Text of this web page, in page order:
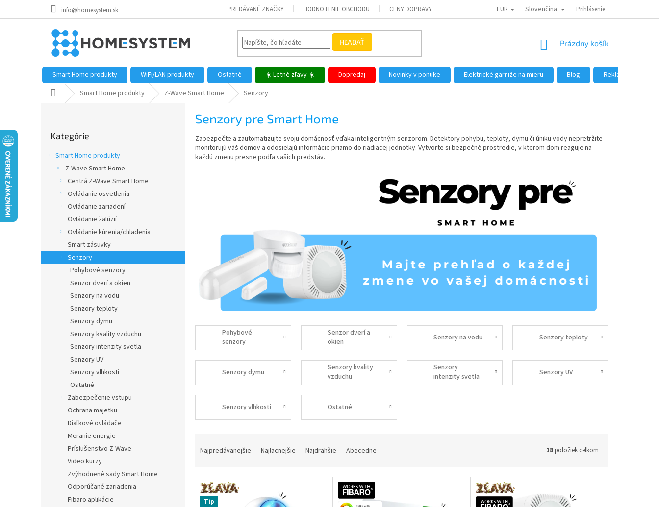
info@homesystem.sk PREDÁVANÉ ZNAČKY HODNOTENIE OBCHODU CENY DOPRAVY DÔVODY NÁKUPU U NÁS AKO NAKUPOVAŤ VEĽKOOBCHOD
EUR Slovenčina Prihlásenie
HĽADAŤ
NÁKUPNÝ
Prázdny košík
Smart Home produkty WiFi/LAN produkty Ostatné ☀️ Letné zľavy ☀️ Dopredaj Novinky v ponuke Elektrické garniže na mieru Blog
Reklamácie a
DomovSmart Home produkty Z-Wave Smart Home Senzory
kategórie
Kategórie
Smart Home produkty
Z-Wave Smart Home
Centrá Z-Wave Smart Home
Ovládanie osvetlenia
Ovládanie zariadení
Ovládanie žalúzií
Ovládanie kúrenia/chladenia
Smart zásuvky
Senzory
Pohybové senzory
Senzor dverí a okien
Senzory na vodu
Senzory teploty
Senzory dymu
Senzory kvality vzduchu
Senzory intenzity svetla
Senzory UV
Senzory vlhkosti
Ostatné
Zabezpečenie vstupu
Ochrana majetku
Diaľkové ovládače
Meranie energie
Príslušenstvo Z-Wave
Video kurzy
Zvýhodnené sady Smart Home
Odporúčané zariadenia
Fibaro aplikácie
Senzory pre Smart Home
Zabezpečte a zautomatizujte svoju domácnosť vďaka inteligentným senzorom. Detektory pohybu, teploty, dymu či úniku vody nepretržite
monitorujú váš domov a odosielajú informácie priamo do riadiacej jednotky. Vytvorte si bezpečné prostredie, v ktorom dom reaguje na
každú zmenu presne podľa vašich predstáv.
Pohybové
senzory
Senzor dverí a
okien
Senzory na vodu Senzory teploty
Senzory dymu
Senzory kvality
vzduchu
Senzory
intenzity svetla
Senzory UV
Senzory vlhkosti Ostatné
n
Najpredávanejšie Najlacnejšie Najdrahšie Abecedne 18položiek celkom
V
Tip